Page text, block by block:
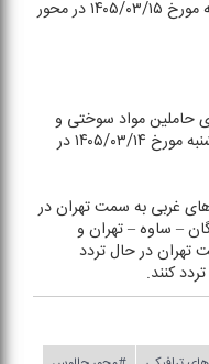
فاسد شدنی از ساعت ۱۲ الی ۲۴ روز جمعه مورخ ۱۴۰۵/۰۳/۱۵ در محور
حاملین مواد سوختی و
فاسد شدنی از ساعت ۰۵ الی ۱۲ روز پنجشنبه مورخ ۱۴۰۵/۰۳/۱۴ در
غربی به سمت تهران در
– ساوه – تهران و
تهران در حال تردد
كنند.